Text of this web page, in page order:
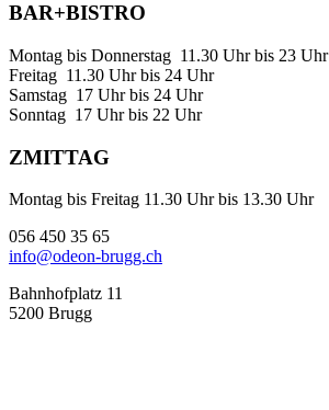
BAR+BISTRO
Montag bis Donnerstag 11.30 Uhr bis 23 Uhr
Freitag 11.30 Uhr bis 24 Uhr
Samstag 17 Uhr bis 24 Uhr
Sonntag 17 Uhr bis 22 Uhr
ZMITTAG
Montag bis Freitag 11.30 Uhr bis 13.30 Uhr
056 450 35 65
info@odeon-brugg.ch
Bahnhofplatz 11
5200 Brugg